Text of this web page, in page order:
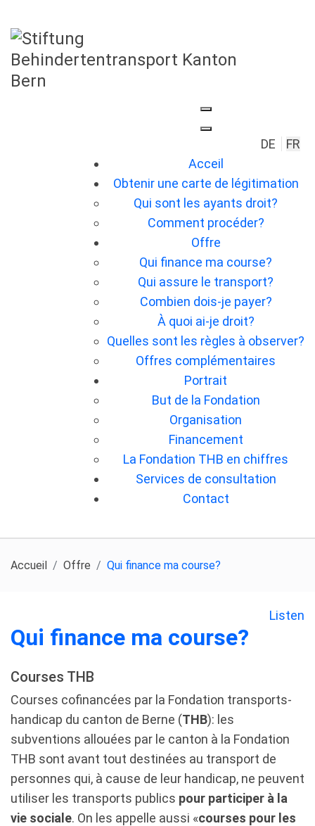
DE
FR
Acceil
Obtenir une carte de légitimation
Qui sont les ayants droit?
Comment procéder?
Offre
Qui finance ma course?
Qui assure le transport?
Combien dois-je payer?
À quoi ai-je droit?
Quelles sont les règles à observer?
Offres complémentaires
Portrait
But de la Fondation
Organisation
Financement
La Fondation THB en chiffres
Services de consultation
Contact
Accueil Offre Qui finance ma course?
Listen
Qui finance ma course?
Courses THB
Courses cofinancées par la Fondation transports-
handicap du canton de Berne (THB): les
subventions allouées par le canton à la Fondation
THB sont avant tout destinées au transport de
personnes qui, à cause de leur handicap, ne peuvent
utiliser les transports publics pour participer à la
vie sociale. On les appelle aussi «courses pour les